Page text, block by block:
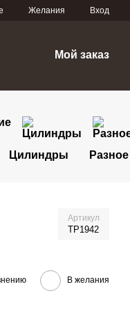
Желания Вход
Мой заказ
Цилиндры Разное
Артикул
TP1942
В желания